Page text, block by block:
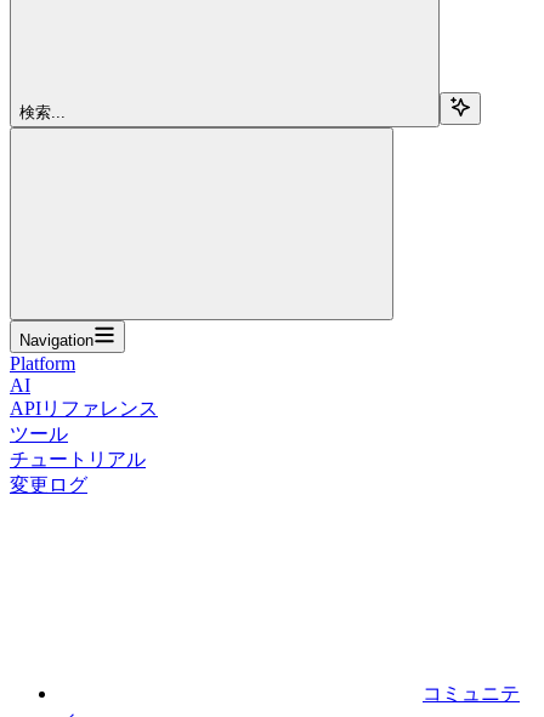
検索...
Navigation
Platform
AI
APIリファレンス
ツール
チュートリアル
変更ログ
コミュニテ